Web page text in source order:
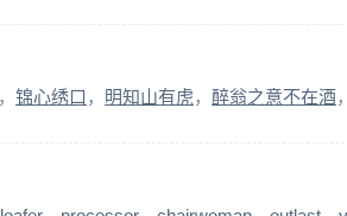
锦心绣口 明知山有虎 醉翁之意不在酒